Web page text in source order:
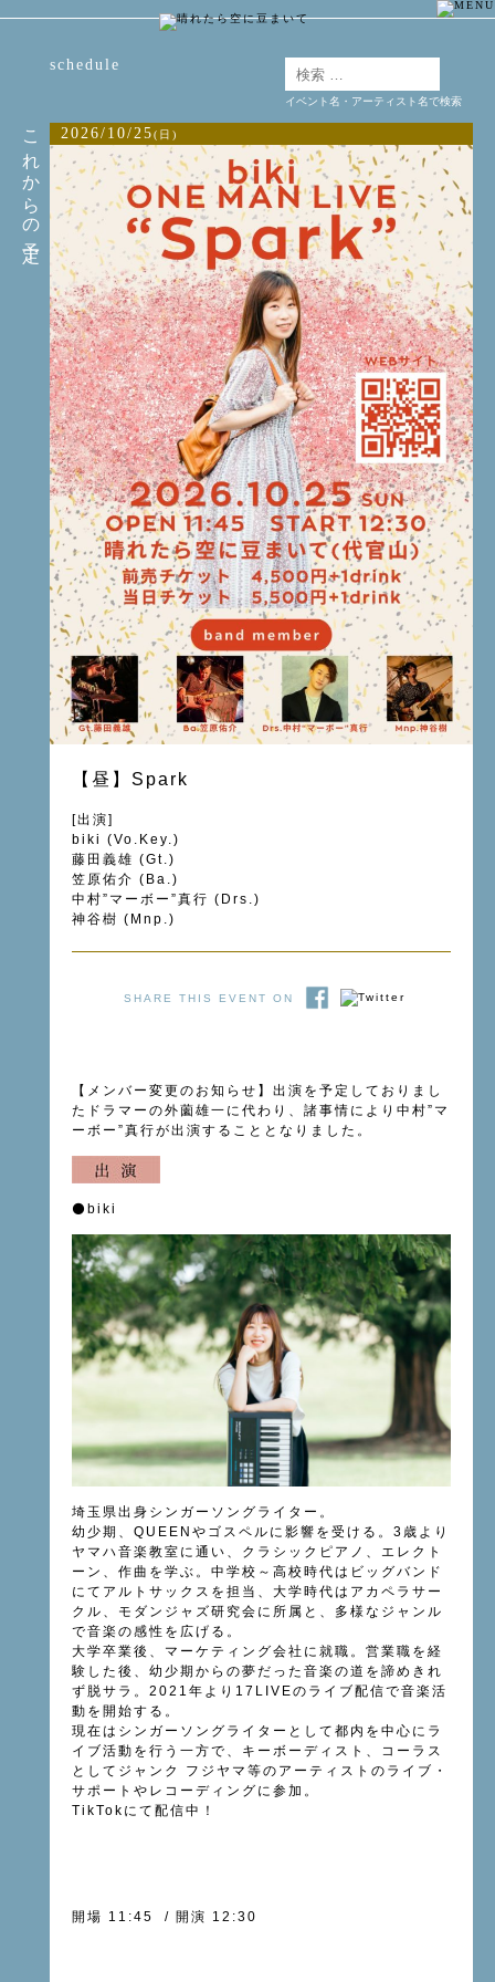
これからの予定
schedule
2026/10/25(日)
【昼】Spark
[出演]
biki (Vo.Key.)
藤田義雄 (Gt.)
笠原佑介 (Ba.)
中村”マーボー”真行 (Drs.)
神谷樹 (Mnp.)
SHARE THIS EVENT ON
【メンバー変更のお知らせ】出演を予定しておりまし
たドラマーの外薗雄一に代わり、諸事情により中村”マ
ーボー”真行が出演することとなりました。
⚫️biki
埼玉県出身シンガーソングライター。
幼少期、QUEENやゴスペルに影響を受ける。3歳より
ヤマハ音楽教室に通い、クラシックピアノ、エレクト
ーン、作曲を学ぶ。中学校～高校時代はビッグバンド
にてアルトサックスを担当、大学時代はアカペラサー
クル、モダンジャズ研究会に所属と、多様なジャンル
で音楽の感性を広げる。
大学卒業後、マーケティング会社に就職。営業職を経
験した後、幼少期からの夢だった音楽の道を諦めきれ
ず脱サラ。2021年より17LIVEのライブ配信で音楽活
動を開始する。
現在はシンガーソングライターとして都内を中心にラ
イブ活動を行う一方で、キーボーディスト、コーラス
としてジャンク フジヤマ等のアーティストのライブ・
サポートやレコーディングに参加。
TikTokにて配信中！
開場 11:45 / 開演 12:30
イベント名・アーティスト名で検索